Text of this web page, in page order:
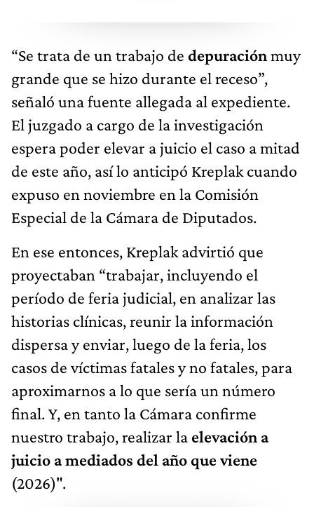
“Se trata de un trabajo de depuraciónmuy
grande que se hizo durante el receso”,
señaló una fuente allegada al expediente.
El juzgado a cargo de la investigación
espera poder elevar a juicio el caso a mitad
de este año, así lo anticipó Kreplak cuando
expuso en noviembre en la Comisión
Especial de la Cámara de Diputados.
En ese entonces, Kreplak advirtió que
proyectaban “trabajar, incluyendo el
período de feria judicial, en analizar las
historias clínicas, reunir la información
dispersa y enviar, luego de la feria, los
casos de víctimas fatales y no fatales, para
aproximarnos a lo que sería un número
final. Y, en tanto la Cámara confirme
nuestro trabajo, realizar la elevación a
juicio a mediados del año que viene
(2026)".